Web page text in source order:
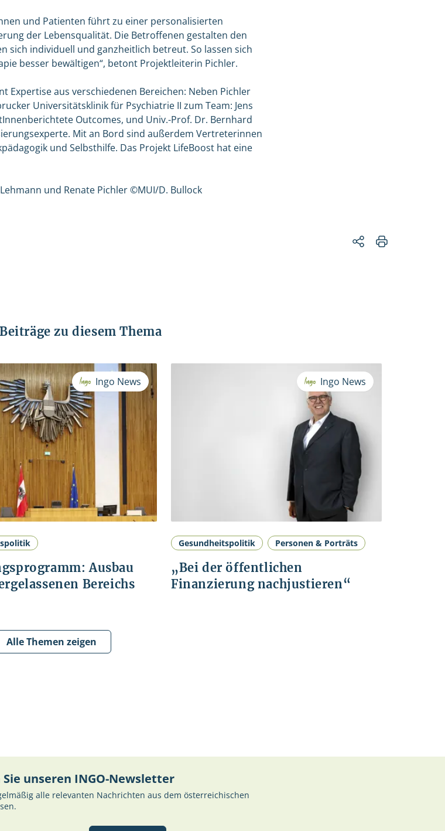
und Patienten führt zu einer personalisierten
der Lebensqualität. Die Betroffenen gestalten den
sich individuell und ganzheitlich betreut. So lassen sich
besser bewältigen“, betont Projektleiterin Pichler.
Expertise aus verschiedenen Bereichen: Neben Pichler
Universitätsklinik für Psychiatrie II zum Team: Jens
Outcomes, und Univ.-Prof. Dr. Bernhard
Mit an Bord sind außerdem Vertreterinnen
und Selbsthilfe. Das Projekt LifeBoost hat eine
und Renate Pichler ©MUI/D. Bullock
zu diesem Thema
Ingo News
Ausbau
Bereichs
Ingo News
Gesundheitspolitik Personen & Porträts
„Bei der öffentlichen
Finanzierung nachjustieren“
Alle Themen zeigen
unseren INGO-Newsletter
alle relevanten Nachrichten aus dem österreichischen